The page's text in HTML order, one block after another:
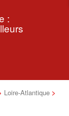
:
Loire-Atlantique >